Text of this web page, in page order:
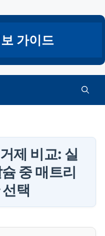
가이드
제 비교: 실
중 매트리
택